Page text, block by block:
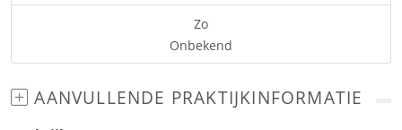
Zo
Onbekend
AANVULLENDE PRAKTIJKINFORMATIE